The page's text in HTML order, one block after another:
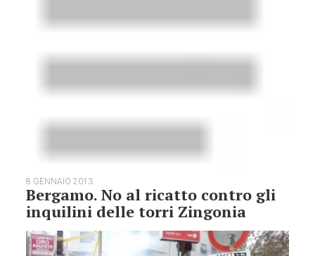
8 GENNAIO 2013
Bergamo. No al ricatto contro gli
inquilini delle torri Zingonia